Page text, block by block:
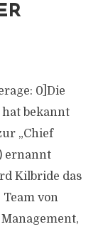
0]Die
bekannt
„Chief
ernannt
Kilbride das
von